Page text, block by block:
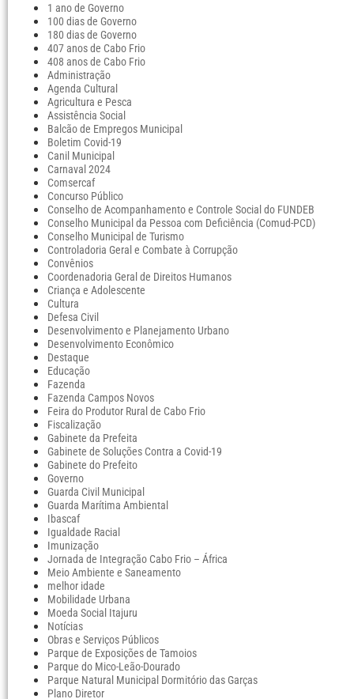
1 ano de Governo
100 dias de Governo
180 dias de Governo
407 anos de Cabo Frio
408 anos de Cabo Frio
Administração
Agenda Cultural
Agricultura e Pesca
Assistência Social
Balcão de Empregos Municipal
Boletim Covid-19
Canil Municipal
Carnaval 2024
Comsercaf
Concurso Público
Conselho de Acompanhamento e Controle Social do FUNDEB
Conselho Municipal da Pessoa com Deficiência (Comud-PCD)
Conselho Municipal de Turismo
Controladoria Geral e Combate à Corrupção
Convênios
Coordenadoria Geral de Direitos Humanos
Criança e Adolescente
Cultura
Defesa Civil
Desenvolvimento e Planejamento Urbano
Desenvolvimento Econômico
Destaque
Educação
Fazenda
Fazenda Campos Novos
Feira do Produtor Rural de Cabo Frio
Fiscalização
Gabinete da Prefeita
Gabinete de Soluções Contra a Covid-19
Gabinete do Prefeito
Governo
Guarda Civil Municipal
Guarda Marítima Ambiental
Ibascaf
Igualdade Racial
Imunização
Jornada de Integração Cabo Frio – África
Meio Ambiente e Saneamento
melhor idade
Mobilidade Urbana
Moeda Social Itajuru
Notícias
Obras e Serviços Públicos
Parque de Exposições de Tamoios
Parque do Mico-Leão-Dourado
Parque Natural Municipal Dormitório das Garças
Plano Diretor